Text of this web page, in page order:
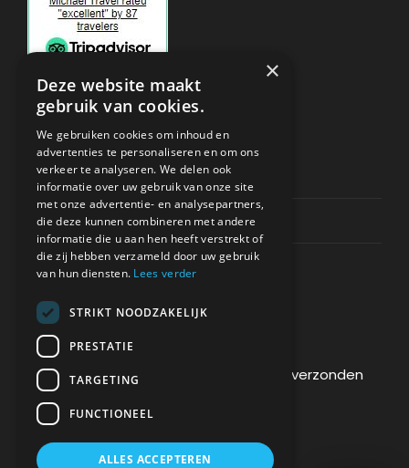
ONDERSTEUNING
Privacy & Policy
Contact Channels
BETAAL VEILIG BIJ ONS
De betaling wordt versleuteld en veilig verzonden
via een SSL-protocol.
×
Deze website maakt
gebruik van cookies.
We gebruiken cookies om inhoud en
advertenties te personaliseren en om ons
verkeer te analyseren. We delen ook
informatie over uw gebruik van onze site
met onze advertentie- en analysepartners,
die deze kunnen combineren met andere
informatie die u aan hen heeft verstrekt of
die zij hebben verzameld door uw gebruik
van hun diensten. Lees verder
STRIKT NOODZAKELIJK
PRESTATIE
TARGETING
FUNCTIONEEL
ALLES ACCEPTEREN